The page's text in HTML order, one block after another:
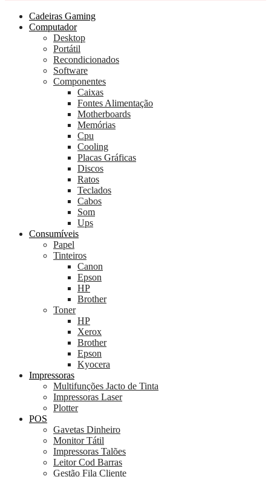
Cadeiras Gaming
Computador
Desktop
Portátil
Recondicionados
Software
Componentes
Caixas
Fontes Alimentação
Motherboards
Memórias
Cpu
Cooling
Placas Gráficas
Discos
Ratos
Teclados
Cabos
Som
Ups
Consumíveis
Papel
Tinteiros
Canon
Epson
HP
Brother
Toner
HP
Xerox
Brother
Epson
Kyocera
Impressoras
Multifunções Jacto de Tinta
Impressoras Laser
Plotter
POS
Gavetas Dinheiro
Monitor Tátil
Impressoras Talões
Leitor Cod Barras
Gestão Fila Cliente